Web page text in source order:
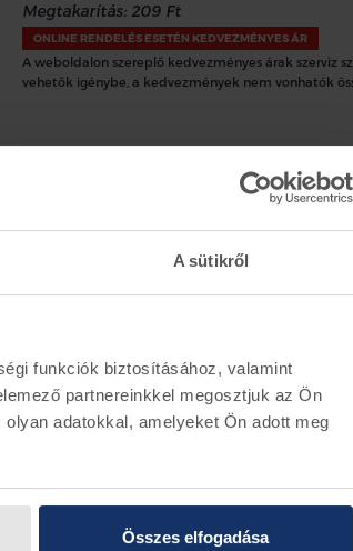
A sütikről
funkciók biztosításához, valamint
partnereinkkel megosztjuk az Ön
adatokkal, amelyeket Ön adott meg
Összes elfogadása
Megtakarítás: 209 Ft
ONLINE RENDELÉS ESETÉN KEDVEZMÉNYES ÁR
A weboldalon szereplő kedvezményes árak szerviz
vehetők igénybe, a kedvezmények nem vonhatók
Kosárba
Ford KA ablaktörlőkar kupak
Készletinformáció
Vissza az előző oldalra